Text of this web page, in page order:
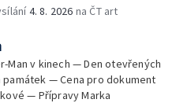
Knihovny Václava Havla —
4. 8. 2026 na ČT art
Man v kinech — Den otevřených
památek — Cena pro dokument
— Přípravy Marka